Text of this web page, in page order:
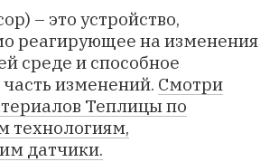
– это устройство,
реагирующее на изменения
среде и способное
часть изменений. Смотри
Теплицы по
технологиям,
датчики.